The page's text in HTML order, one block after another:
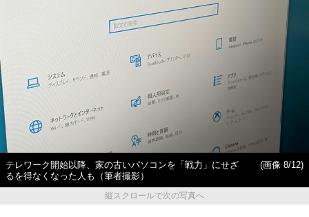
テレワーク開始以降、家の古いパソコンを「戦力」にせざ
るを得なくなった人も（筆者撮影）
(画像 8/12)
縦スクロールで次の写真へ